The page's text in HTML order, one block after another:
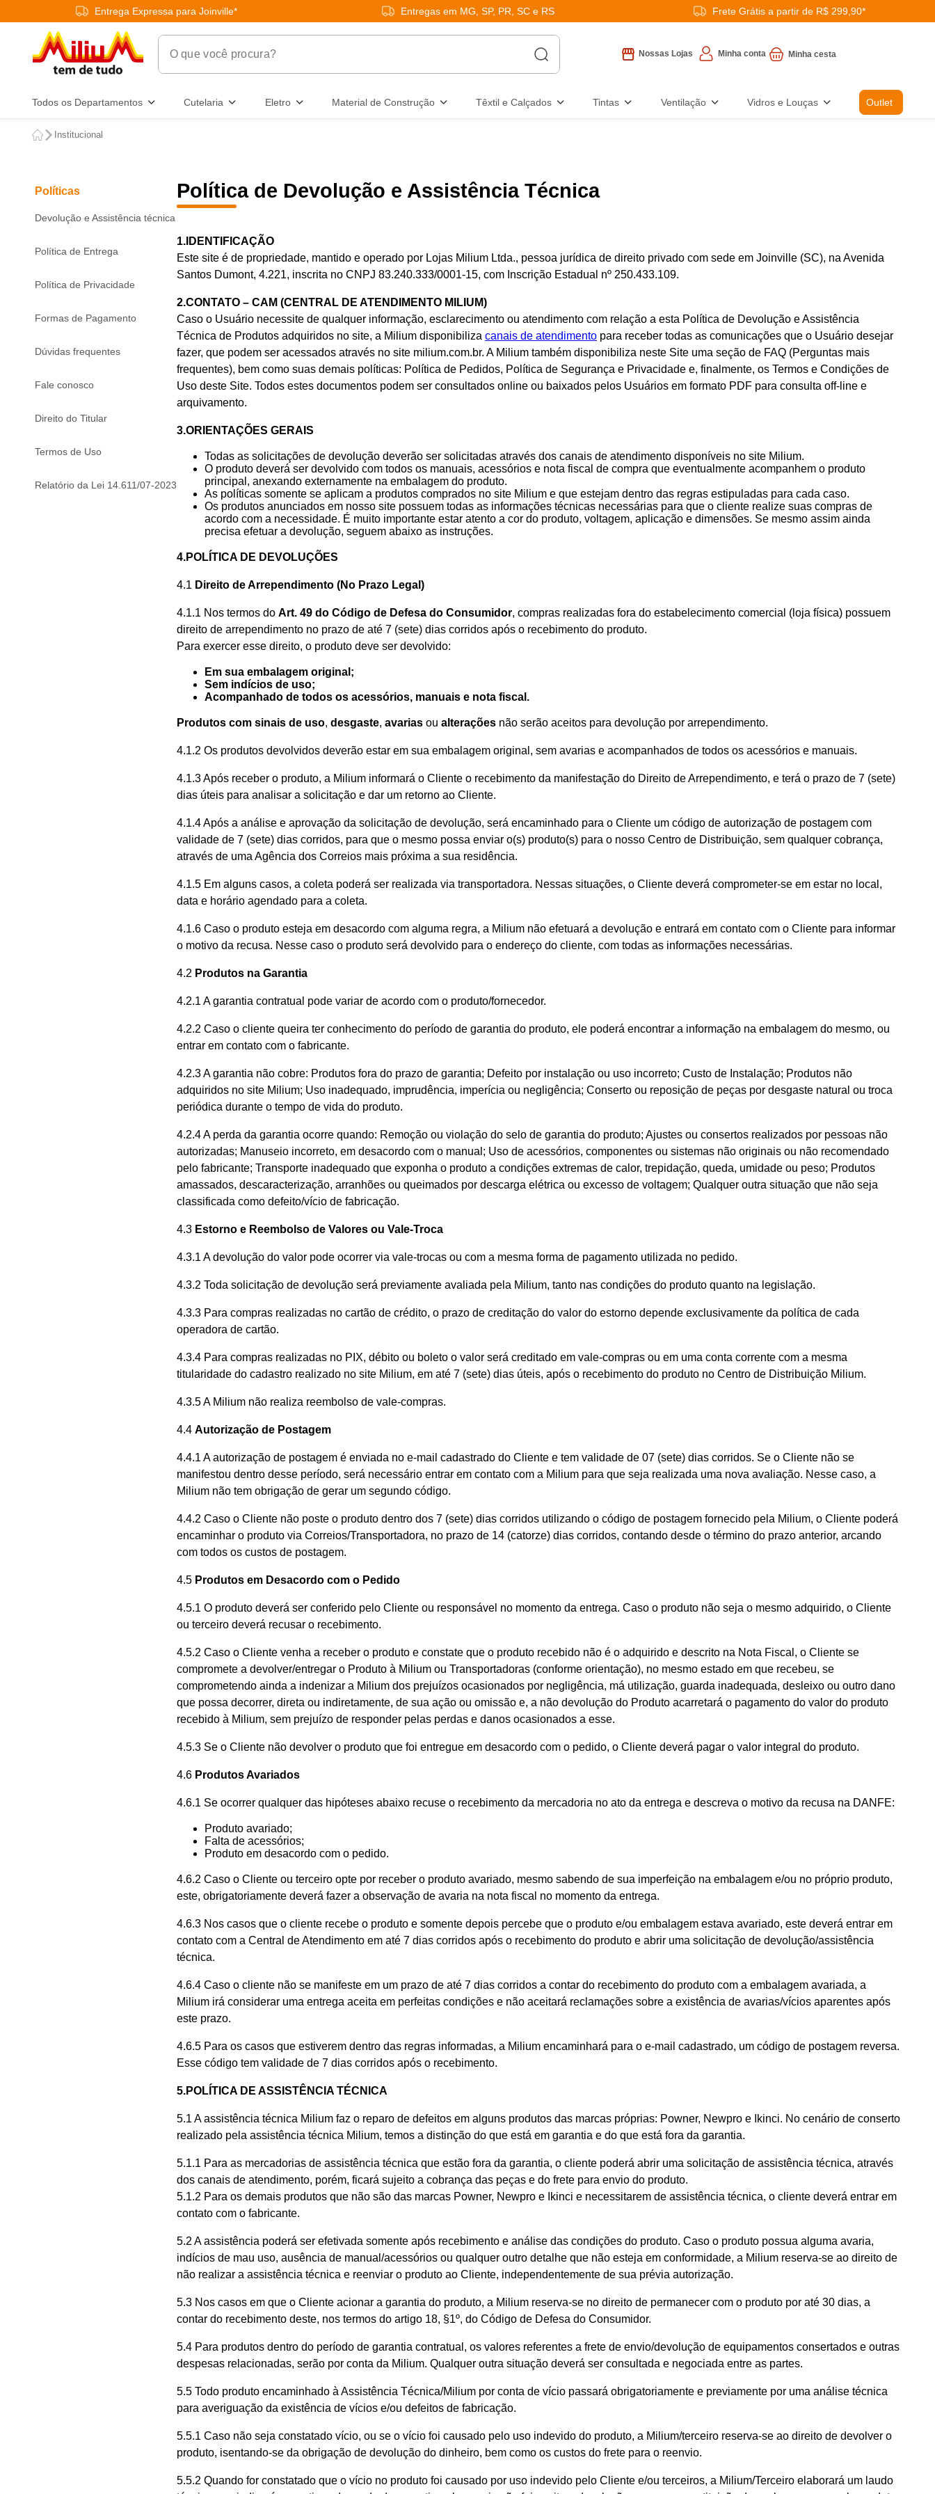
Entrega Expressa para Joinville* Entregas em MG, SP, PR, SC e RS Frete Grátis a partir de R$ 299,90*
O que você procura?
Nossas Lojas Minha conta
Todos os Departamentos Cutelaria Eletro Material de Construção Têxtil e Calçados Tintas Ventilação Vidros e Louças Outlet
Institucional
Políticas
Devolução e Assistência técnica
Política de Entrega
Política de Privacidade
Formas de Pagamento
Dúvidas frequentes
Fale conosco
Direito do Titular
Termos de Uso
Relatório da Lei 14.611/07-2023
Política de Devolução e Assistência Técnica
1.IDENTIFICAÇÃO
Este site é de propriedade, mantido e operado por Lojas Milium Ltda., pessoa jurídica de direito privado com sede em Joinville (SC), na Avenida
Santos Dumont, 4.221, inscrita no CNPJ 83.240.333/0001-15, com Inscrição Estadual nº 250.433.109.
2.CONTATO – CAM (CENTRAL DE ATENDIMENTO MILIUM)
Caso o Usuário necessite de qualquer informação, esclarecimento ou atendimento com relação a esta Política de Devolução e Assistência
Técnica de Produtos adquiridos no site, a Milium disponibiliza canais de atendimento para receber todas as comunicações que o Usuário desejar
fazer, que podem ser acessados através no site milium.com.br. A Milium também disponibiliza neste Site uma seção de FAQ (Perguntas mais
frequentes), bem como suas demais políticas: Política de Pedidos, Política de Segurança e Privacidade e, finalmente, os Termos e Condições de
Uso deste Site. Todos estes documentos podem ser consultados online ou baixados pelos Usuários em formato PDF para consulta off-line e
arquivamento.
3.ORIENTAÇÕES GERAIS
Todas as solicitações de devolução deverão ser solicitadas através dos canais de atendimento disponíveis no site Milium.
O produto deverá ser devolvido com todos os manuais, acessórios e nota fiscal de compra que eventualmente acompanhem o produto
principal, anexando externamente na embalagem do produto.
As políticas somente se aplicam a produtos comprados no site Milium e que estejam dentro das regras estipuladas para cada caso.
Os produtos anunciados em nosso site possuem todas as informações técnicas necessárias para que o cliente realize suas compras de
acordo com a necessidade. É muito importante estar atento a cor do produto, voltagem, aplicação e dimensões. Se mesmo assim ainda
precisa efetuar a devolução, seguem abaixo as instruções.
4.POLÍTICA DE DEVOLUÇÕES
4.1 Direito de Arrependimento (No Prazo Legal)
4.1.1 Nos termos do Art. 49 do Código de Defesa do Consumidor, compras realizadas fora do estabelecimento comercial (loja física) possuem
direito de arrependimento no prazo de até 7 (sete) dias corridos após o recebimento do produto.
Para exercer esse direito, o produto deve ser devolvido:
Em sua embalagem original;
Sem indícios de uso;
Acompanhado de todos os acessórios, manuais e nota fiscal.
Produtos com sinais de uso, desgaste, avarias ou alterações não serão aceitos para devolução por arrependimento.
4.1.2 Os produtos devolvidos deverão estar em sua embalagem original, sem avarias e acompanhados de todos os acessórios e manuais.
4.1.3 Após receber o produto, a Milium informará o Cliente o recebimento da manifestação do Direito de Arrependimento, e terá o prazo de 7 (sete)
dias úteis para analisar a solicitação e dar um retorno ao Cliente.
4.1.4 Após a análise e aprovação da solicitação de devolução, será encaminhado para o Cliente um código de autorização de postagem com
validade de 7 (sete) dias corridos, para que o mesmo possa enviar o(s) produto(s) para o nosso Centro de Distribuição, sem qualquer cobrança,
através de uma Agência dos Correios mais próxima a sua residência.
4.1.5 Em alguns casos, a coleta poderá ser realizada via transportadora. Nessas situações, o Cliente deverá comprometer-se em estar no local,
data e horário agendado para a coleta.
4.1.6 Caso o produto esteja em desacordo com alguma regra, a Milium não efetuará a devolução e entrará em contato com o Cliente para informar
o motivo da recusa. Nesse caso o produto será devolvido para o endereço do cliente, com todas as informações necessárias.
4.2 Produtos na Garantia
4.2.1 A garantia contratual pode variar de acordo com o produto/fornecedor.
4.2.2 Caso o cliente queira ter conhecimento do período de garantia do produto, ele poderá encontrar a informação na embalagem do mesmo, ou
entrar em contato com o fabricante.
4.2.3 A garantia não cobre: Produtos fora do prazo de garantia; Defeito por instalação ou uso incorreto; Custo de Instalação; Produtos não
adquiridos no site Milium; Uso inadequado, imprudência, imperícia ou negligência; Conserto ou reposição de peças por desgaste natural ou troca
periódica durante o tempo de vida do produto.
4.2.4 A perda da garantia ocorre quando: Remoção ou violação do selo de garantia do produto; Ajustes ou consertos realizados por pessoas não
autorizadas; Manuseio incorreto, em desacordo com o manual; Uso de acessórios, componentes ou sistemas não originais ou não recomendado
pelo fabricante; Transporte inadequado que exponha o produto a condições extremas de calor, trepidação, queda, umidade ou peso; Produtos
amassados, descaracterização, arranhões ou queimados por descarga elétrica ou excesso de voltagem; Qualquer outra situação que não seja
classificada como defeito/vício de fabricação.
4.3 Estorno e Reembolso de Valores ou Vale-Troca
4.3.1 A devolução do valor pode ocorrer via vale-trocas ou com a mesma forma de pagamento utilizada no pedido.
4.3.2 Toda solicitação de devolução será previamente avaliada pela Milium, tanto nas condições do produto quanto na legislação.
4.3.3 Para compras realizadas no cartão de crédito, o prazo de creditação do valor do estorno depende exclusivamente da política de cada
operadora de cartão.
4.3.4 Para compras realizadas no PIX, débito ou boleto o valor será creditado em vale-compras ou em uma conta corrente com a mesma
titularidade do cadastro realizado no site Milium, em até 7 (sete) dias úteis, após o recebimento do produto no Centro de Distribuição Milium.
4.3.5 A Milium não realiza reembolso de vale-compras.
4.4 Autorização de Postagem
4.4.1 A autorização de postagem é enviada no e-mail cadastrado do Cliente e tem validade de 07 (sete) dias corridos. Se o Cliente não se
manifestou dentro desse período, será necessário entrar em contato com a Milium para que seja realizada uma nova avaliação. Nesse caso, a
Milium não tem obrigação de gerar um segundo código.
4.4.2 Caso o Cliente não poste o produto dentro dos 7 (sete) dias corridos utilizando o código de postagem fornecido pela Milium, o Cliente poderá
encaminhar o produto via Correios/Transportadora, no prazo de 14 (catorze) dias corridos, contando desde o término do prazo anterior, arcando
com todos os custos de postagem.
4.5 Produtos em Desacordo com o Pedido
4.5.1 O produto deverá ser conferido pelo Cliente ou responsável no momento da entrega. Caso o produto não seja o mesmo adquirido, o Cliente
ou terceiro deverá recusar o recebimento.
4.5.2 Caso o Cliente venha a receber o produto e constate que o produto recebido não é o adquirido e descrito na Nota Fiscal, o Cliente se
compromete a devolver/entregar o Produto à Milium ou Transportadoras (conforme orientação), no mesmo estado em que recebeu, se
comprometendo ainda a indenizar a Milium dos prejuízos ocasionados por negligência, má utilização, guarda inadequada, desleixo ou outro dano
que possa decorrer, direta ou indiretamente, de sua ação ou omissão e, a não devolução do Produto acarretará o pagamento do valor do produto
recebido à Milium, sem prejuízo de responder pelas perdas e danos ocasionados a esse.
4.5.3 Se o Cliente não devolver o produto que foi entregue em desacordo com o pedido, o Cliente deverá pagar o valor integral do produto.
4.6 Produtos Avariados
4.6.1 Se ocorrer qualquer das hipóteses abaixo recuse o recebimento da mercadoria no ato da entrega e descreva o motivo da recusa na DANFE:
Produto avariado;
Falta de acessórios;
Produto em desacordo com o pedido.
4.6.2 Caso o Cliente ou terceiro opte por receber o produto avariado, mesmo sabendo de sua imperfeição na embalagem e/ou no próprio produto,
este, obrigatoriamente deverá fazer a observação de avaria na nota fiscal no momento da entrega.
4.6.3 Nos casos que o cliente recebe o produto e somente depois percebe que o produto e/ou embalagem estava avariado, este deverá entrar em
contato com a Central de Atendimento em até 7 dias corridos após o recebimento do produto e abrir uma solicitação de devolução/assistência
técnica.
4.6.4 Caso o cliente não se manifeste em um prazo de até 7 dias corridos a contar do recebimento do produto com a embalagem avariada, a
Milium irá considerar uma entrega aceita em perfeitas condições e não aceitará reclamações sobre a existência de avarias/vícios aparentes após
este prazo.
4.6.5 Para os casos que estiverem dentro das regras informadas, a Milium encaminhará para o e-mail cadastrado, um código de postagem reversa.
Esse código tem validade de 7 dias corridos após o recebimento.
5.POLÍTICA DE ASSISTÊNCIA TÉCNICA
5.1 A assistência técnica Milium faz o reparo de defeitos em alguns produtos das marcas próprias: Powner, Newpro e Ikinci. No cenário de conserto
realizado pela assistência técnica Milium, temos a distinção do que está em garantia e do que está fora da garantia.
5.1.1 Para as mercadorias de assistência técnica que estão fora da garantia, o cliente poderá abrir uma solicitação de assistência técnica, através
dos canais de atendimento, porém, ficará sujeito a cobrança das peças e do frete para envio do produto.
5.1.2 Para os demais produtos que não são das marcas Powner, Newpro e Ikinci e necessitarem de assistência técnica, o cliente deverá entrar em
contato com o fabricante.
5.2 A assistência poderá ser efetivada somente após recebimento e análise das condições do produto. Caso o produto possua alguma avaria,
indícios de mau uso, ausência de manual/acessórios ou qualquer outro detalhe que não esteja em conformidade, a Milium reserva-se ao direito de
não realizar a assistência técnica e reenviar o produto ao Cliente, independentemente de sua prévia autorização.
5.3 Nos casos em que o Cliente acionar a garantia do produto, a Milium reserva-se no direito de permanecer com o produto por até 30 dias, a
contar do recebimento deste, nos termos do artigo 18, §1º, do Código de Defesa do Consumidor.
5.4 Para produtos dentro do período de garantia contratual, os valores referentes a frete de envio/devolução de equipamentos consertados e outras
despesas relacionadas, serão por conta da Milium. Qualquer outra situação deverá ser consultada e negociada entre as partes.
5.5 Todo produto encaminhado à Assistência Técnica/Milium por conta de vício passará obrigatoriamente e previamente por uma análise técnica
para averiguação da existência de vícios e/ou defeitos de fabricação.
5.5.1 Caso não seja constatado vício, ou se o vício foi causado pelo uso indevido do produto, a Milium/terceiro reserva-se ao direito de devolver o
produto, isentando-se da obrigação de devolução do dinheiro, bem como os custos do frete para o reenvio.
5.5.2 Quando for constatado que o vício no produto foi causado por uso indevido pelo Cliente e/ou terceiros, a Milium/Terceiro elaborará um laudo
4º garrafa térmica
6º luminária
frigideira multiflon
9º varal
10º caneca